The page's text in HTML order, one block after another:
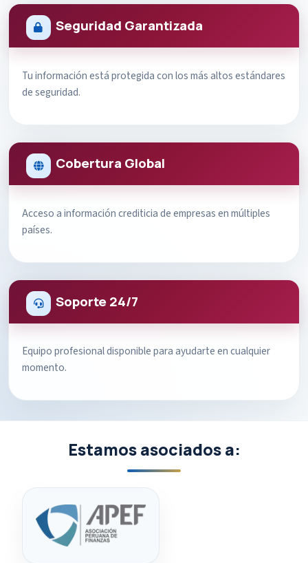
Seguridad Garantizada
Tu información está protegida con los más altos estándares
de seguridad.
Cobertura Global
Acceso a información crediticia de empresas en múltiples
países.
Soporte 24/7
Equipo profesional disponible para ayudarte en cualquier
momento.
Estamos asociados a: